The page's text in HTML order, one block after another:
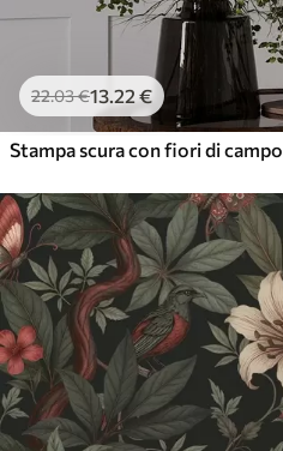
22.03€13.22€
Stampa scura con fiori di campo